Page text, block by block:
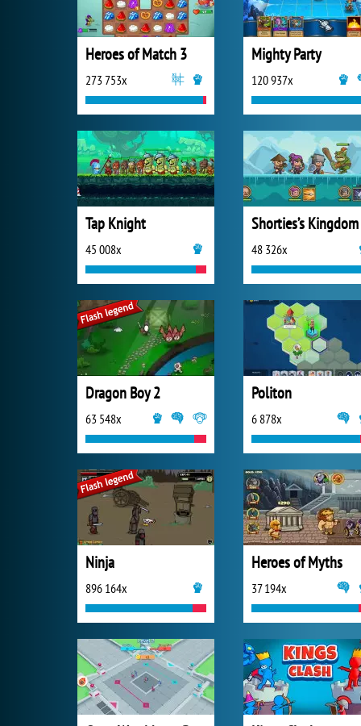
Heroes of Match 3
273 753x
Mighty Party
120 937x
Tap Knight
45 008x
Shorties’s
48 326x
Dragon Boy 2
63 548x
Politon
6 878x
Ninja
896 164x
Heroes of Myths
37 194x